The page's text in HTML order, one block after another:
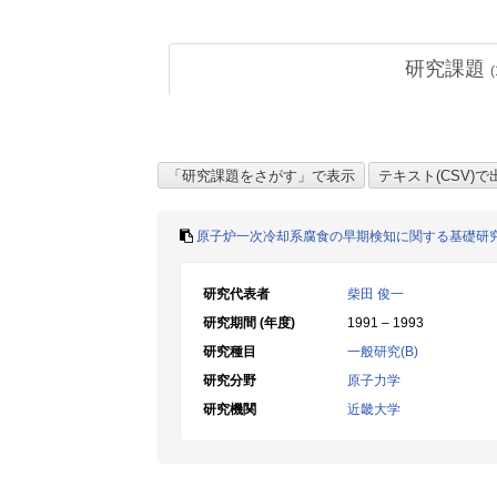
研究課題 (
原子炉一次冷却系腐食の早期検知に関する基礎研
研究代表者
柴田 俊一
研究期間 (年度)
1991 – 1993
研究種目
一般研究(B)
研究分野
原子力学
研究機関
近畿大学